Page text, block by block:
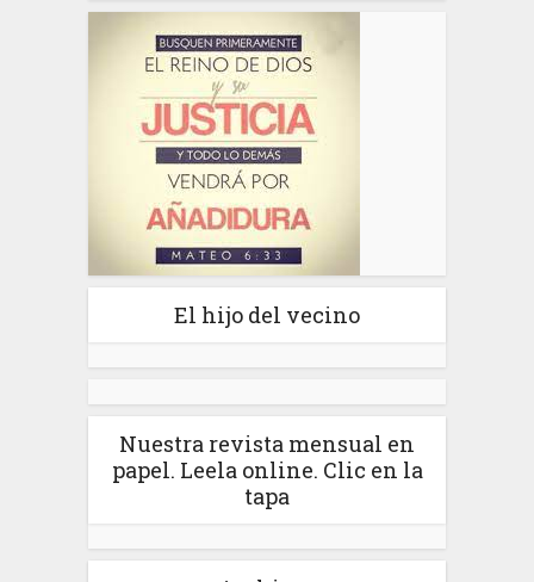
El hijo del vecino
Nuestra revista mensual en
papel. Leela online. Clic en la
tapa